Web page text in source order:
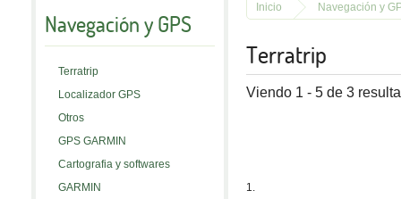
Navegación y GPS
Terratrip
Localizador GPS
Otros
GPS GARMIN
Cartografia y softwares
GARMIN
Inicio Navegación y
Terratrip
Viendo 1 - 5 de 3
1.